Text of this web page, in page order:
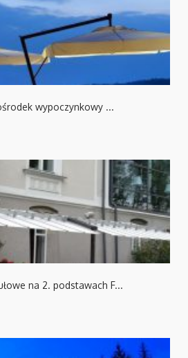
wypoczynkowy ...
na 2. podstawach F...